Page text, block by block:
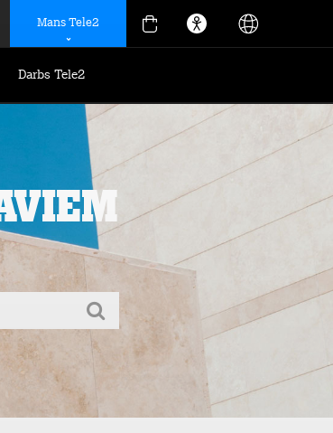
Mans Tele2
Darbs Tele2